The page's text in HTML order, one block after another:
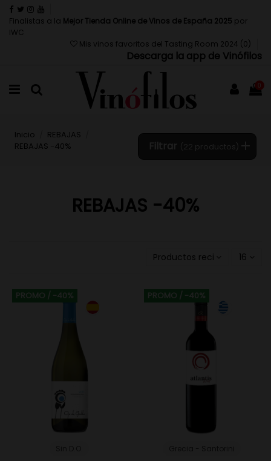
Finalistas a la Mejor Tienda Online de Vinos de España 2025 por
IWC
Mis vinos favoritos del Tasting Room 2024 (0 )
Descarga la app de Vinófilos
0
Inicio
REBAJAS
REBAJAS -40%
REBAJAS -40%
Productos recientemente
16
PROMO / -40% PROMO / -40%